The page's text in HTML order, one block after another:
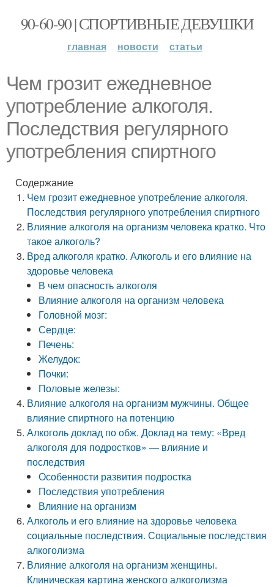
90-60-90 | СПОРТИВНЫЕ ДЕВУШКИ
главная новости статьи
Чем грозит ежедневное
употребление алкоголя.
Последствия регулярного
употребления спиртного
Содержание
Чем грозит ежедневное употребление алкоголя.
Последствия регулярного употребления спиртного
Влияние алкоголя на организм человека кратко. Что
такое алкоголь?
Вред алкоголя кратко. Алкоголь и его влияние на
здоровье человека
В чем опасность алкоголя
Влияние алкоголя на организм человека
Головной мозг:
Сердце:
Печень:
Желудок:
Почки:
Половые железы:
Влияние алкоголя на организм мужчины. Общее
влияние спиртного на потенцию
Алкоголь доклад по обж. Доклад на тему: «Вред
алкоголя для подростков» — влияние и
последствия
Особенности развития подростка
Последствия употребления
Влияние на организм
Алкоголь и его влияние на здоровье человека
социальные последствия. Социальные последствия
алкоголизма
Влияние алкоголя на организм женщины.
Клиническая картина женского алкоголизма